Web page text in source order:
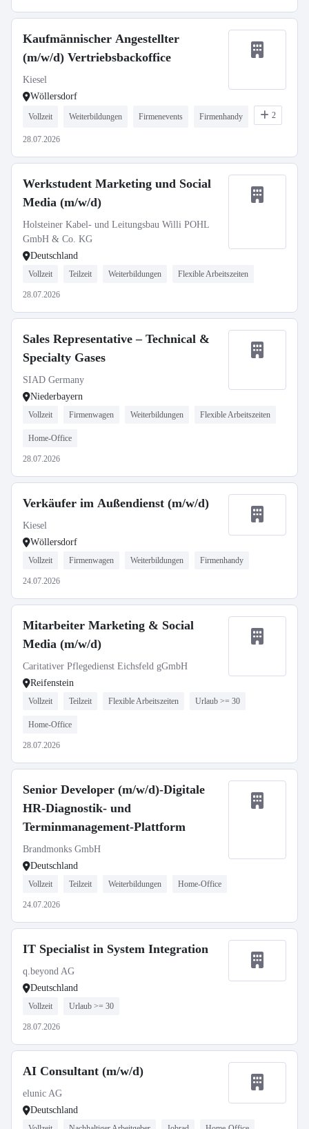
Kaufmännischer Angestellter
(m/w/d) Vertriebsbackoffice
Kiesel
Wöllersdorf
Vollzeit Weiterbildungen Firmenevents Firmenhandy 2
28.07.2026
Werkstudent Marketing und Social
Media (m/w/d)
Holsteiner Kabel- und Leitungsbau Willi POHL
GmbH & Co. KG
Deutschland
Vollzeit Teilzeit Weiterbildungen Flexible Arbeitszeiten
28.07.2026
Sales Representative – Technical &
Specialty Gases
SIAD Germany
Niederbayern
Vollzeit Firmenwagen Weiterbildungen Flexible Arbeitszeiten
Home-Office
28.07.2026
Verkäufer im Außendienst (m/w/d)
Kiesel
Wöllersdorf
Vollzeit Firmenwagen Weiterbildungen Firmenhandy
24.07.2026
Mitarbeiter Marketing & Social
Media (m/w/d)
Caritativer Pflegedienst Eichsfeld gGmbH
Reifenstein
Vollzeit Teilzeit Flexible Arbeitszeiten Urlaub >= 30
Home-Office
28.07.2026
Senior Developer (m/w/d)-Digitale
HR-Diagnostik- und
Terminmanagement-Plattform
Brandmonks GmbH
Deutschland
Vollzeit Teilzeit Weiterbildungen Home-Office
24.07.2026
IT Specialist in System Integration
q.beyond AG
Deutschland
Vollzeit Urlaub >= 30
28.07.2026
AI Consultant (m/w/d)
elunic AG
Deutschland